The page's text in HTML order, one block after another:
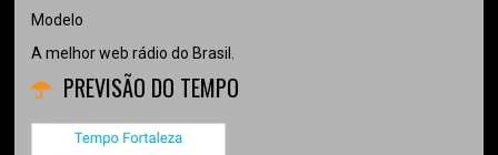
Modelo
A melhor web rádio do Brasil.
PREVISÃO DO TEMPO